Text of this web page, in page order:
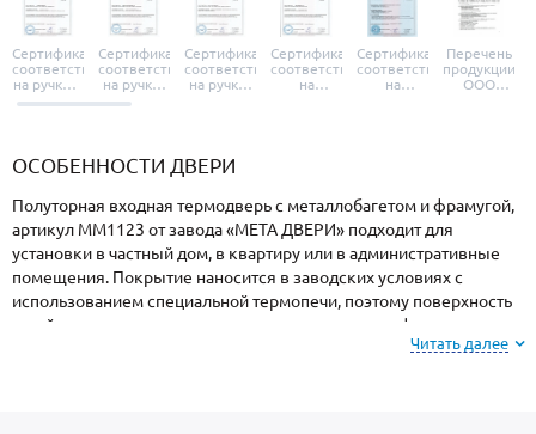
Сертификат
соответствия
на ручки и
броненакладки
Сертификат
соответствия
на ручки-
защелки
Сертификат
соответствия
на ручки-
Сертификат
соответствия
на
Сертификат
соответствия
на
Перечень
продукции
ООО
ОСОБЕННОСТИ ДВЕРИ
Полуторная входная термодверь с металлобагетом и фрамугой,
артикул ММ1123 от завода «МЕТА ДВЕРИ» подходит для
установки в частный дом, в квартиру или в административные
помещения. Покрытие наносится в заводских условиях с
использованием специальной термопечи, поэтому поверхность
устойчива к механическим повреждениям, атмосферным
Читать далее